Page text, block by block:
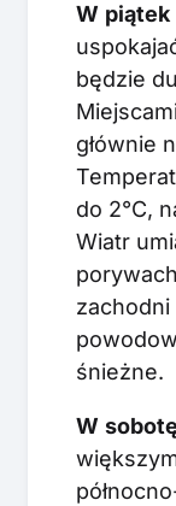
W piątek
będzie
głównie
do 2°C,
Wiatr
zachodni
śnieżne.
W sobotę